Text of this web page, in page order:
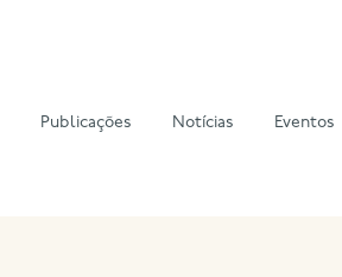
Publicações Notícias Eventos